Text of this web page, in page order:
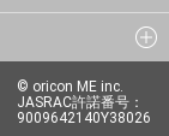
© oricon ME inc.
JASRAC許諾番号：
9009642140Y38026